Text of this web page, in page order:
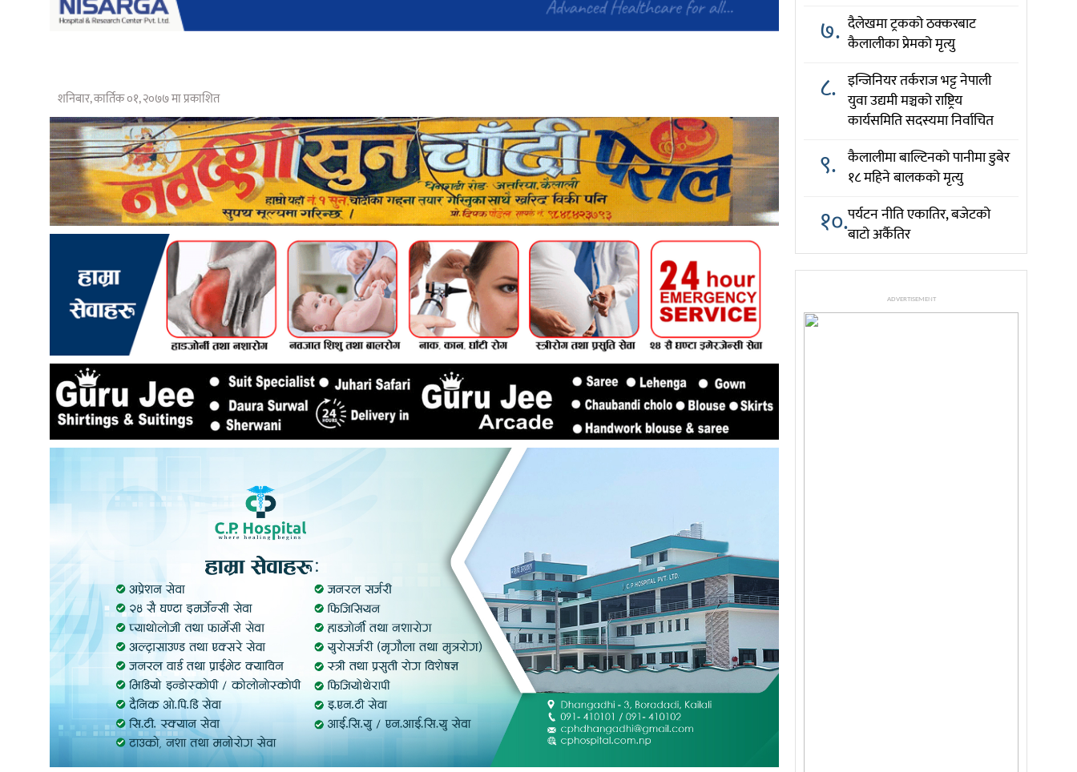
शनिबार, कार्तिक ०१, २०७७ मा प्रकाशित
७. दैलेखमा ट्रकको ठक्करबाट
कैलालीका प्रेमको मृत्यु
८. इन्जिनियर तर्कराज भट्ट नेपाली
युवा उद्यमी मञ्चको राष्ट्रिय
कार्यसमिति सदस्यमा निर्वाचित
९. कैलालीमा बाल्टिनको पानीमा डुबेर
१८ महिने बालकको मृत्यु
१०.पर्यटन नीति एकातिर, बजेटको
बाटो अर्कैतिर
ADVERTISEMENT